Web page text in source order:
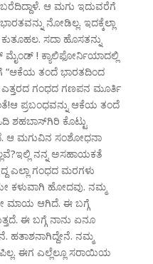
ಆ ಮಗು ಇದುವರೆಗೆ
ನೋಡಿಲ್ಲ. ಇದಕ್ಕೆಲ್ಲಾ
ಸದಾ ಹೊಸತನ್ನು
! ಕ್ಯಾಲಿಫೋರ್ನಿಯಾದಲ್ಲಿ
ತಂದೆ ಭಾರತದಿಂದ
ಗಂಧದ ಗಣಪನ ಮೂರ್ತಿ
ಪ್ರಬಂಧವನ್ನು ಆಕೆಯ ತಂದೆ
ಶಹಬಾಸ್‌ಗಿರಿ ಕೊಟ್ಟು
ಆ ಮಗುವಿನ ಸಂಶೋಧನಾ
ನನ್ನ ಅಸಹಾಯಕತೆ
ಎಲ್ಲಾ ಗಂಧದ ಮರಗಳು
ಕಳುವಾಗಿ ಹೋದವು. ನಮ್ಮ
ಮಾಯ ಆಗಿದೆ. ಈ ಬಗ್ಗೆ
ಈ ಬಗ್ಗೆ ನಾನು ಏನೂ
ಹತಾಶನಾಗಿದ್ದೇನೆ. ನಮ್ಮ
ಈಗ ಎಲ್ಲೆಲ್ಲೂ ಸರಾಯಿಯ